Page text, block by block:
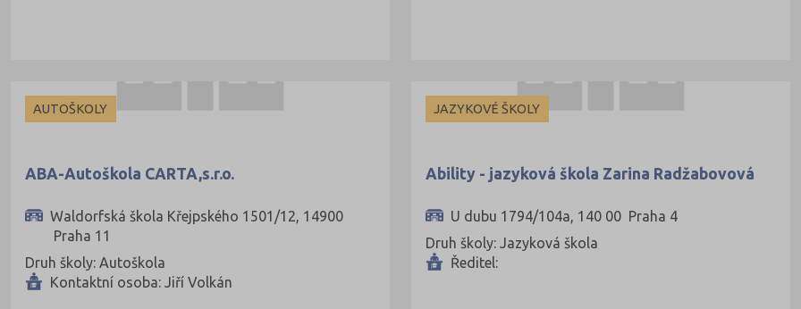
AUTOŠKOLY
ABA-Autoškola CARTA,s.r.o.
Waldorfská škola Křejpského 1501/12, 14900
Praha 11
Druh školy: Autoškola
Kontaktní osoba: Jiří Volkán
JAZYKOVÉ ŠKOLY
Ability - jazyková škola Zarina Radžabovová
U dubu 1794/104a, 140 00 Praha 4
Druh školy: Jazyková škola
Ředitel: